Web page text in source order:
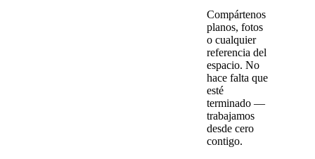
Compártenos
planos, fotos
o cualquier
referencia del
espacio. No
hace falta que
esté
terminado —
trabajamos
desde cero
contigo.